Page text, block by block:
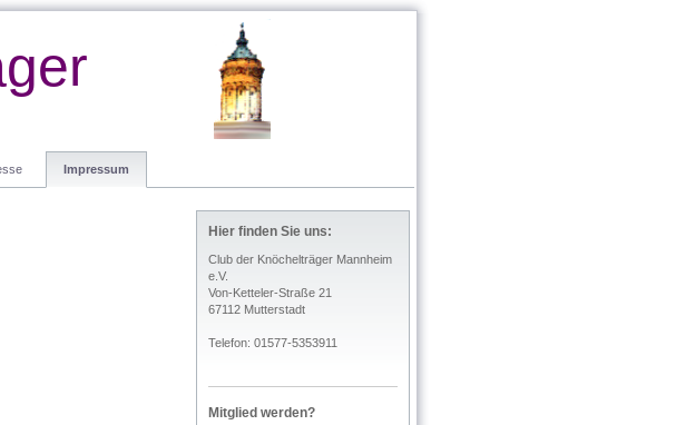
Impressum
Hier finden Sie uns:
Club der Knöchelträger Mannheim
e.V.
Von-Ketteler-Straße 21
67112 Mutterstadt
Telefon: 01577-5353911
Mitglied werden?